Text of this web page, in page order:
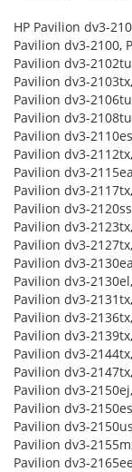
HP Pavilion dv3-
Pavilion dv3-2100,
Pavilion dv3-
Pavilion dv3-
Pavilion dv3-
Pavilion dv3-
Pavilion dv3-
Pavilion dv3-
Pavilion dv3-
Pavilion dv3-
Pavilion dv3-
Pavilion dv3-
Pavilion dv3-
Pavilion dv3-
Pavilion dv3-
Pavilion dv3-
Pavilion dv3-
Pavilion dv3-
Pavilion dv3-
Pavilion dv3-
Pavilion dv3-
Pavilion dv3-
Pavilion dv3-
Pavilion dv3-
Pavilion dv3-